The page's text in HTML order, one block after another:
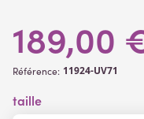
189,00
Référence: 11924-UV71
taille